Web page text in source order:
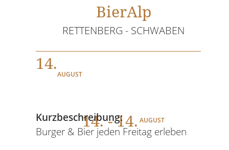
BierAlp
RETTENBERG - SCHWABEN
14.
AUGUST
14. - 14. AUGUST
Kurzbeschreibung:
Burger & Bier jeden Freitag erleben